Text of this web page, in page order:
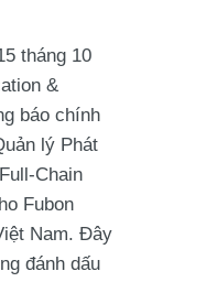
tháng 10
&
báo chính
lý Phát
Chain
Fubon
Nam. Đây
đánh dấu